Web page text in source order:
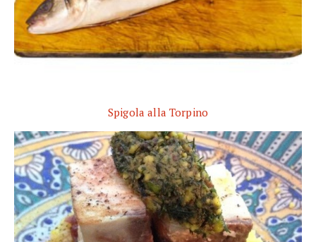
Spigola alla Torpino